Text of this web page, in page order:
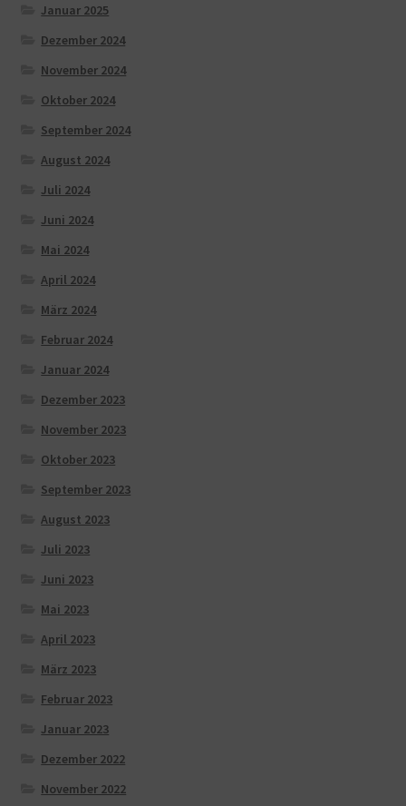
Januar 2025
Dezember 2024
November 2024
Oktober 2024
September 2024
August 2024
Juli 2024
Juni 2024
Mai 2024
April 2024
März 2024
Februar 2024
Januar 2024
Dezember 2023
November 2023
Oktober 2023
September 2023
August 2023
Juli 2023
Juni 2023
Mai 2023
April 2023
März 2023
Februar 2023
Januar 2023
Dezember 2022
November 2022